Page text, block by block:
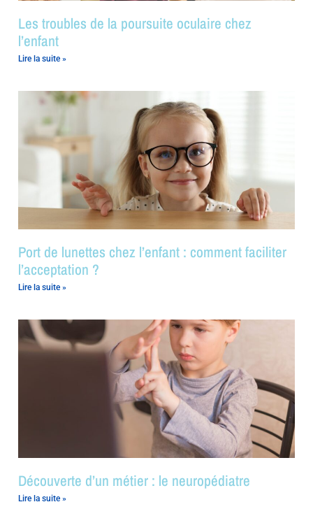
Les troubles de la poursuite oculaire chez
l’enfant
Lire la suite »
Port de lunettes chez l’enfant : comment faciliter
l’acceptation ?
Lire la suite »
Découverte d’un métier : le neuropédiatre
Lire la suite »